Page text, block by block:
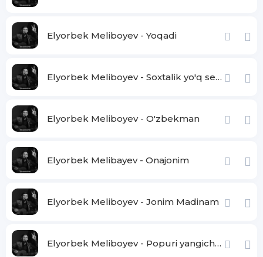
Elyorbek Meliboyev - Yoqadi
Elyorbek Meliboyev - Soxtalik yo'q senda aslo
Elyorbek Meliboyev - O'zbekman
Elyorbek Melibayev - Onajonim
Elyorbek Meliboyev - Jonim Madinam
Elyorbek Meliboyev - Popuri yangicha remix